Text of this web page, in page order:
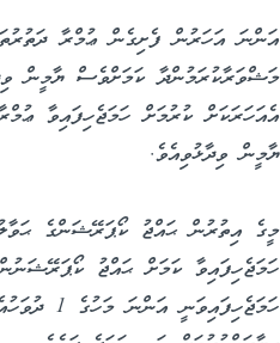
އަންނަ އަހަރުން ފެށިގެން ޢުމްރާ
މަޝްވަރާކުރަމުންދާ ކަމަށްވެސް ޔާމީން
އެއަހަރަކަށް ކުރުމަށް ހަމަޖެހިފައިވާ
ޔާމީން ވިދާޅުވިއެވެ.
ހަމަޖެހިފައިވާ ކަމަށް ޙައްޖު